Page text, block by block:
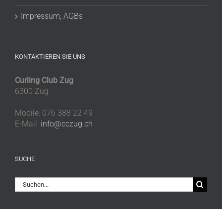
Impressum, AGBs
KONTAKTIEREN SIE UNS
Curling Club Zug
6300 Zug
Mobile: 076 388 22 49
E-Mail: info@cczug.ch
SUCHE
Suche
nach: